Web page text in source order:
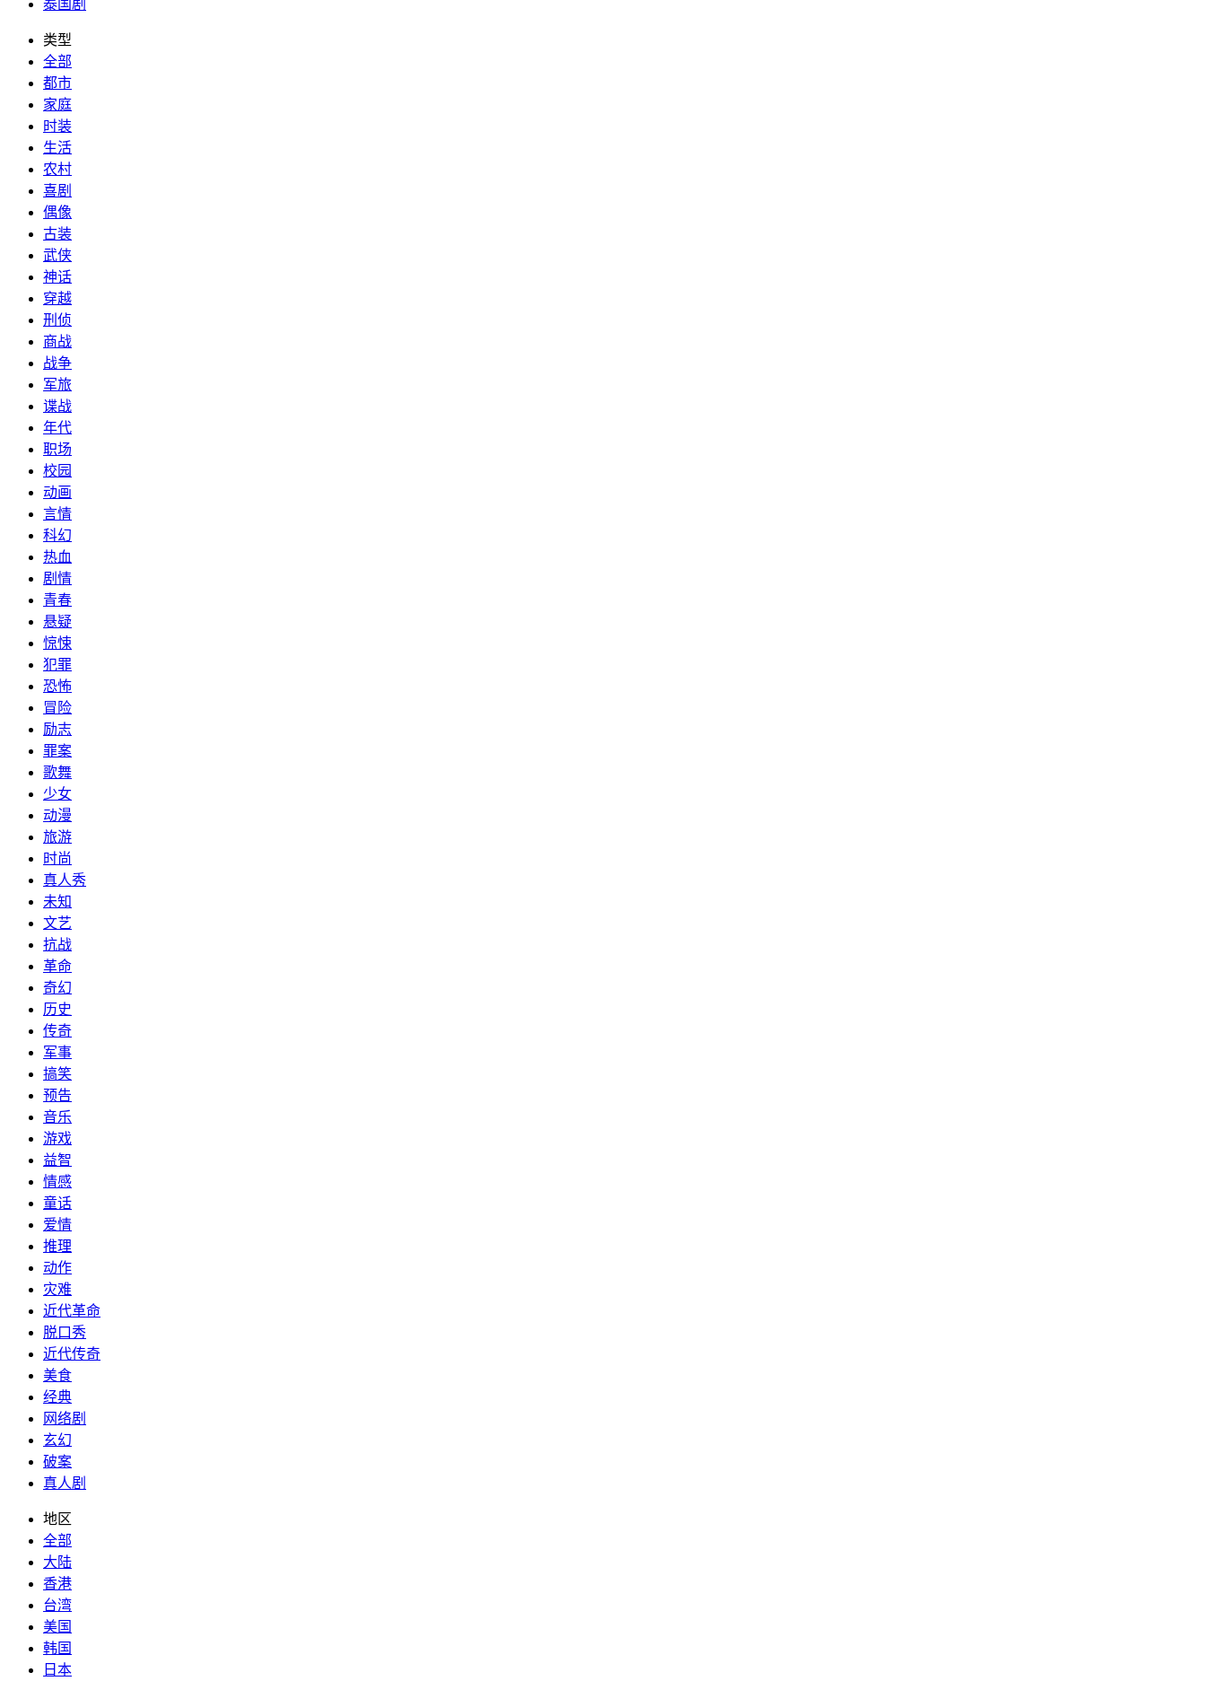
泰国剧
类型
全部
都市
家庭
时装
生活
农村
喜剧
偶像
古装
武侠
神话
穿越
刑侦
商战
战争
军旅
谍战
年代
职场
校园
动画
言情
科幻
热血
剧情
青春
悬疑
惊悚
犯罪
恐怖
冒险
励志
罪案
歌舞
少女
动漫
旅游
时尚
真人秀
未知
文艺
抗战
革命
奇幻
历史
传奇
军事
搞笑
预告
音乐
游戏
益智
情感
童话
爱情
推理
动作
灾难
近代革命
脱口秀
近代传奇
美食
经典
网络剧
玄幻
破案
真人剧
地区
全部
大陆
香港
台湾
美国
韩国
日本